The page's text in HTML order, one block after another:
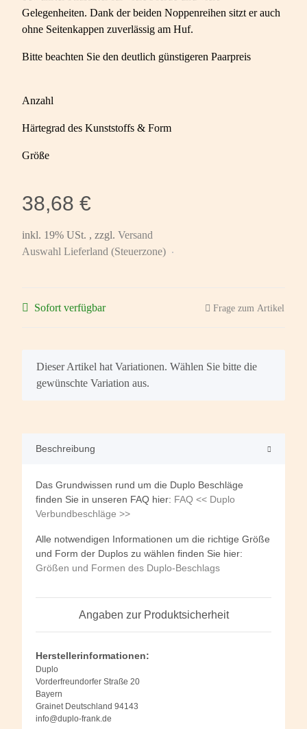
Gelegenheiten. Dank der beiden Noppenreihen sitzt er auch
ohne Seitenkappen zuverlässig am Huf.
Bitte beachten Sie den deutlich günstigeren Paarpreis
Anzahl
Härtegrad des Kunststoffs & Form
Größe
38,68 €
inkl. 19% USt. , zzgl. Versand
Auswahl Lieferland (Steuerzone)
Sofort verfügbar Frage zum Artikel
x
Dieser Artikel hat Variationen. Wählen Sie bitte die
gewünschte Variation aus.
Beschreibung
Das Grundwissen rund um die Duplo Beschläge
finden Sie in unseren FAQ hier: FAQ << Duplo
Verbundbeschläge >>
Alle notwendigen Informationen um die richtige Größe
und Form der Duplos zu wählen finden Sie hier:
Größen und Formen des Duplo-Beschlags
Angaben zur Produktsicherheit
Herstellerinformationen:
Duplo
Vorderfreundorfer Straße 20
Bayern
Grainet Deutschland 94143
info@duplo-frank.de